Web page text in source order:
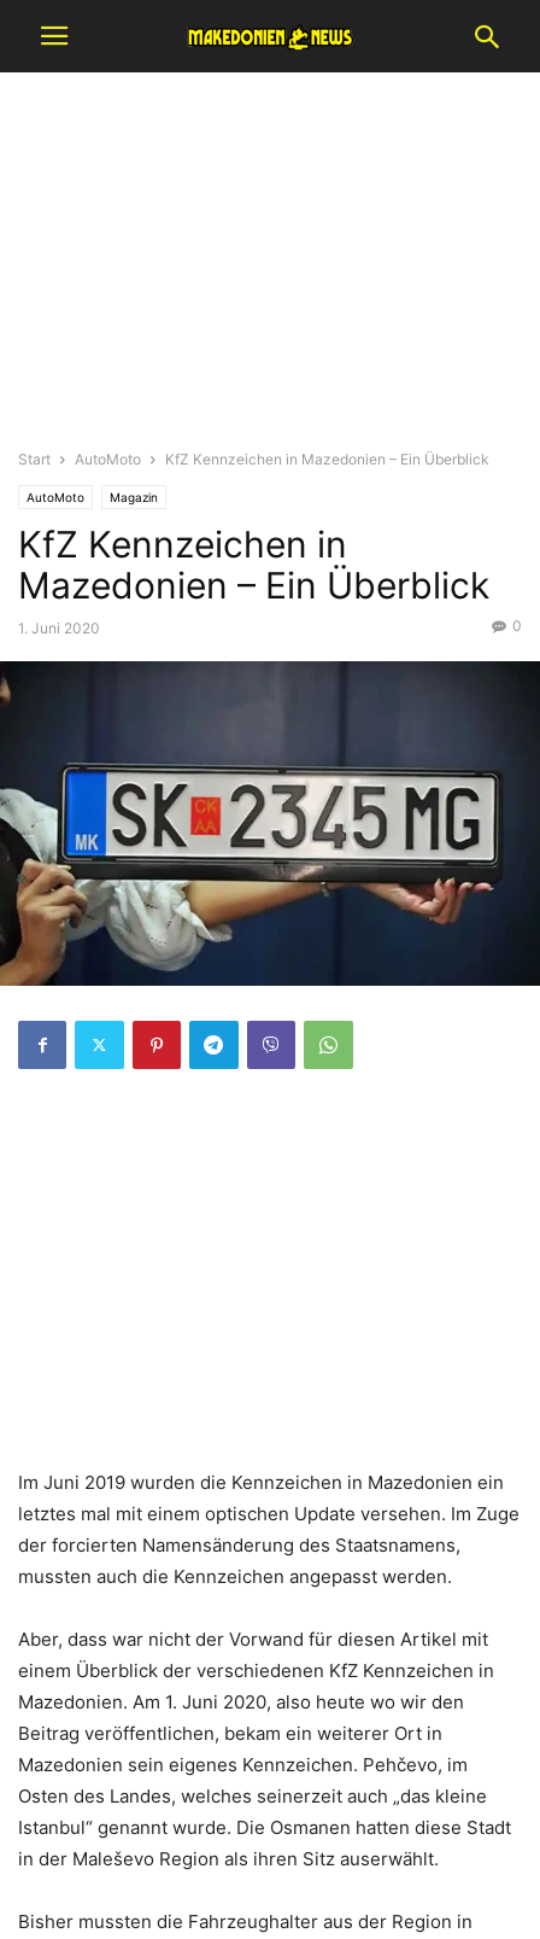
Start AutoMoto KfZ Kennzeichen in Mazedonien – Ein Überblick
AutoMoto Magazin
KfZ Kennzeichen in
Mazedonien – Ein Überblick
1. Juni 2020 0
Im Juni 2019 wurden die Kennzeichen in Mazedonien ein
letztes mal mit einem optischen Update versehen. Im Zuge
der forcierten Namensänderung des Staatsnamens,
mussten auch die Kennzeichen angepasst werden.
Aber, dass war nicht der Vorwand für diesen Artikel mit
einem Überblick der verschiedenen KfZ Kennzeichen in
Mazedonien. Am 1. Juni 2020, also heute wo wir den
Beitrag veröffentlichen, bekam ein weiterer Ort in
Mazedonien sein eigenes Kennzeichen. Pehčevo, im
Osten des Landes, welches seinerzeit auch „das kleine
Istanbul“ genannt wurde. Die Osmanen hatten diese Stadt
in der Maleševo Region als ihren Sitz auserwählt.
Bisher mussten die Fahrzeughalter aus der Region in